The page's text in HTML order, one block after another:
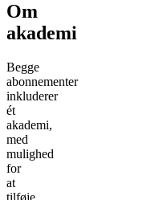
Om
akademi
Begge
abonnementer
inkluderer
ét
akademi,
med
mulighed
for
at
tilføje